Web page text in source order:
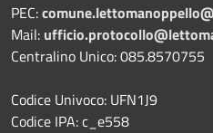
PEC:
Mail:
Centralino Unico: 085.8570755
Codice Univoco: UFN1J9
Codice IPA: c_e558